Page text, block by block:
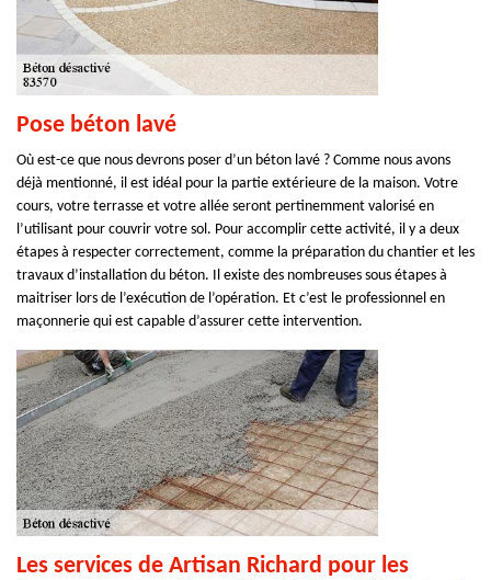
Pose béton lavé
Où est-ce que nous devrons poser d’un béton lavé ? Comme nous avons
déjà mentionné, il est idéal pour la partie extérieure de la maison. Votre
cours, votre terrasse et votre allée seront pertinemment valorisé en
l’utilisant pour couvrir votre sol. Pour accomplir cette activité, il y a deux
étapes à respecter correctement, comme la préparation du chantier et les
travaux d’installation du béton. Il existe des nombreuses sous étapes à
maitriser lors de l’exécution de l’opération. Et c’est le professionnel en
maçonnerie qui est capable d’assurer cette intervention.
Les services de Artisan Richard pour les